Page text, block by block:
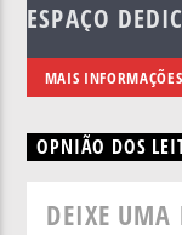
ESPAÇO
MAIS INFORMAÇÕES
OPNIÃO DOS
DEIXE UMA